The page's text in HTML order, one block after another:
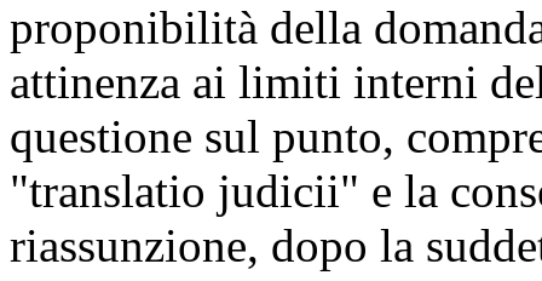
proponibilità della
attinenza ai limiti interni
questione sul punto,
"translatio judicii" e la
riassunzione, dopo la